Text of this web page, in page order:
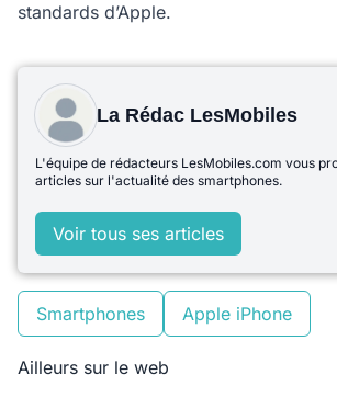
standards d’Apple.
La Rédac LesMobiles
L'équipe de rédacteurs LesMobiles.com vous
articles sur l'actualité des smartphones.
Voir tous ses articles
Smartphones Apple iPhone
Ailleurs sur le web